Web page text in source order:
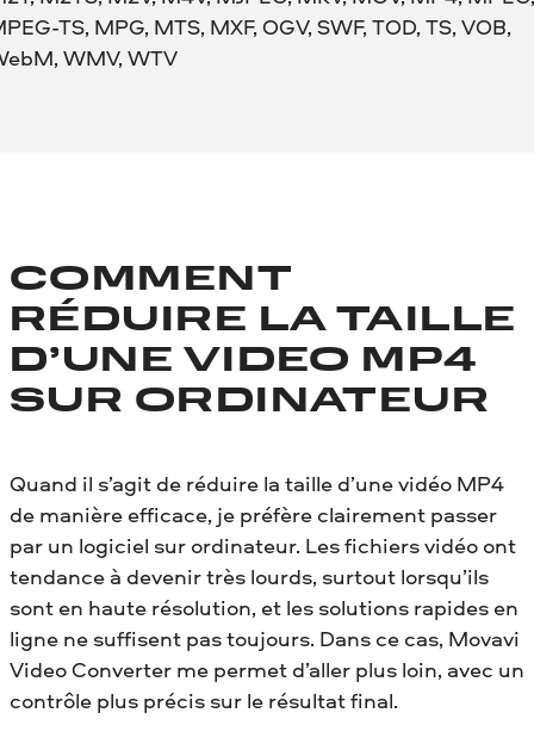
TS, MPG, MTS, MXF, OGV, SWF, TOD, TS, VOB,
WMV, WTV
COMMENT
RÉDUIRE LA TAILLE
D’UNE VIDEO MP4
SUR ORDINATEUR
Quand il s’agit de réduire la taille d’une vidéo MP4
de manière efficace, je préfère clairement passer
par un logiciel sur ordinateur. Les fichiers vidéo ont
tendance à devenir très lourds, surtout lorsqu’ils
sont en haute résolution, et les solutions rapides en
ligne ne suffisent pas toujours. Dans ce cas, Movavi
Video Converter me permet d’aller plus loin, avec un
contrôle plus précis sur le résultat final.